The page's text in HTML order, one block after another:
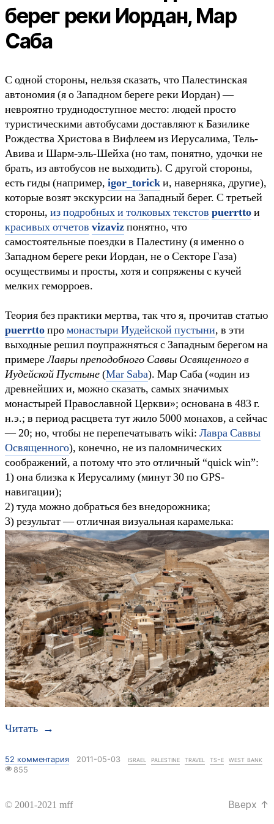
берег реки Иордан, Мар
Саба
С одной стороны, нельзя сказать, что Палестинская
автономия (я о Западном береге реки Иордан) —
невроятно труднодоступное место: людей просто
туристическими автобусами доставляют к Базилике
Рождества Христова в Вифлеем из Иерусалима, Тель-
Авива и Шарм-эль-Шейха (но там, понятно, удочки не
брать, из автобусов не выходить). С другой стороны,
есть гиды (например, igor_torickи, наверняка, другие),
которые возят экскурсии на Западный берег. С третьей
стороны, из подробных и толковых текстов puerrttoи
красивых отчетов vizavizпонятно, что
самостоятельные поездки в Палестину (я именно о
Западном береге реки Иордан, не о Секторе Газа)
осуществимы и просты, хотя и сопряжены с кучей
мелких геморроев.
Теория без практики мертва, так что я, прочитав статью
puerrttoпромонастыри Иудейской пустыни, в эти
выходные решил поупражняться с Западным берегом на
примереЛавры преподобного Саввы Освященного в
Иудейской Пустыне(Mar Saba). Мар Саба («один из
древнейших и, можно сказать, самых значимых
монастырей Православной Церкви»; основана в 483 г.
н.э.; в период расцвета тут жило 5000 монахов, а сейчас
— 20; но, чтобы не перепечатывать wiki: Лавра Саввы
Освященного), конечно, не из паломнических
соображений, а потому что это отличный “quick win”:
1) она близка к Иерусалиму (минут 30 по GPS-
навигации);
2) туда можно добраться без внедорожника;
3) результат — отличная визуальная карамелька:
Читать →
52 комментария к записи Быстрорастворимая Палестина: Западный
2011-05-03 israel palestine travel ts-e west bank
855
© 2001-2021 mff Вверх ↑